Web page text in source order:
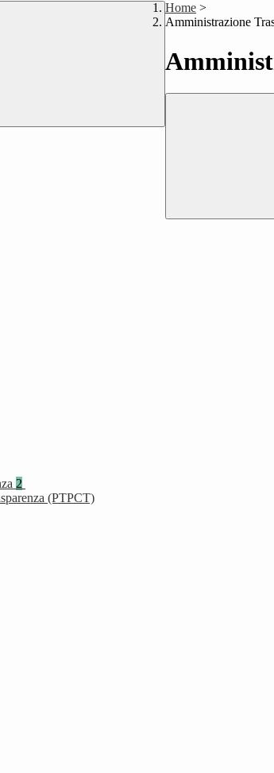
Home >
Amministrazione
2
(PTPCT)